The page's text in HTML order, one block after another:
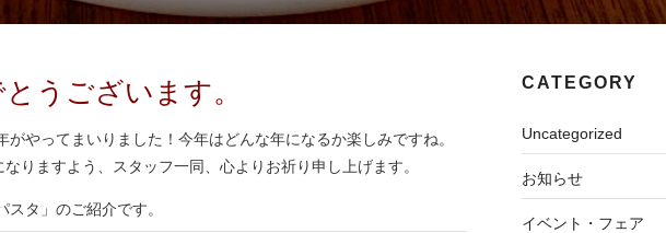
うございます。
やってまいりました！今年はどんな年になるか楽しみですね。
りますよう、スタッフ一同、心よりお祈り申し上げます。
タ」のご紹介です。
CATEGORY
Uncategorized
お知らせ
イベント・フェア